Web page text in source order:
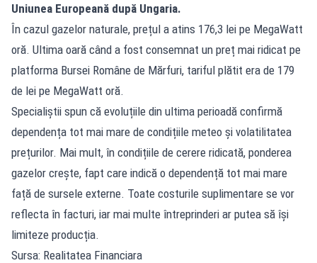
Uniunea Europeană după Ungaria.
În cazul gazelor naturale, prețul a atins 176,3 lei pe MegaWatt
oră. Ultima oară când a fost consemnat un preț mai ridicat pe
platforma Bursei Române de Mărfuri, tariful plătit era de 179
de lei pe MegaWatt oră.
Specialiștii spun că evoluțiile din ultima perioadă confirmă
dependența tot mai mare de condițiile meteo și volatilitatea
prețurilor. Mai mult, în condițiile de cerere ridicată, ponderea
gazelor crește, fapt care indică o dependență tot mai mare
față de sursele externe. Toate costurile suplimentare se vor
reflecta în facturi, iar mai multe întreprinderi ar putea să își
limiteze producția.
Sursa: Realitatea Financiara